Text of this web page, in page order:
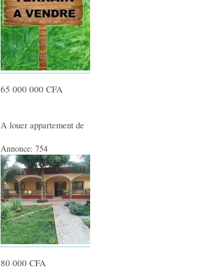
65 000 000 CFA
A louer appartement de
Annonce: 754
80 000 CFA